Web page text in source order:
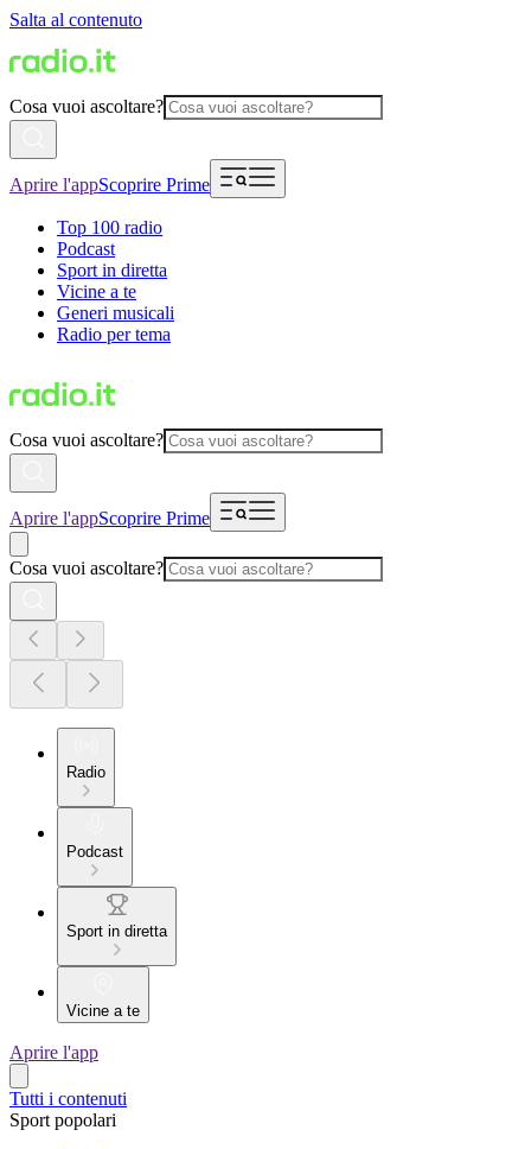
Salta al contenuto
Cosa vuoi ascoltare?
Aprire l'appScoprire Prime
Top 100 radio
Podcast
Sport in diretta
Vicine a te
Generi musicali
Radio per tema
Cosa vuoi ascoltare?
Aprire l'appScoprire Prime
Cosa vuoi ascoltare?
Radio
Podcast
Sport in diretta
Vicine a te
Aprire l'app
Tutti i contenuti
Sport popolari